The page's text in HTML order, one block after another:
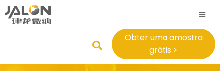
Obter uma amostra
grátis >